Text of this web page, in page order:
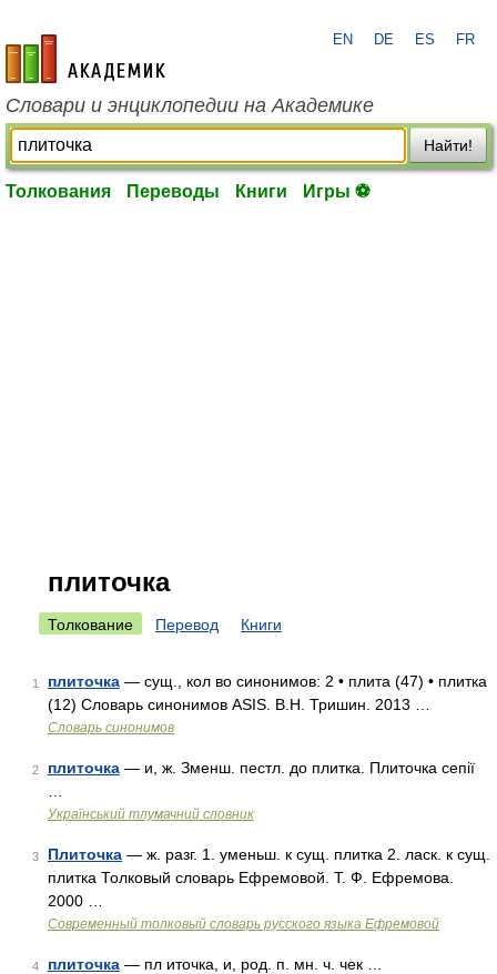
academic.ru
EN DE ES FR
Словари и энциклопедии на Академике
Найти!
Толкования Переводы Книги Игры ⚽
плиточка
Толкование Перевод Книги
1 плиточка — сущ., кол во синонимов: 2 • плита (47) • плитка
(12) Словарь синонимов ASIS. В.Н. Тришин. 2013 …
Словарь синонимов
2 плиточка — и, ж. Зменш. пестл. до плитка. Плиточка сепії
Український тлумачний словник
3 Плиточка — ж. разг. 1. уменьш. к сущ. плитка 2. ласк. к сущ.
плитка Толковый словарь Ефремовой. Т. Ф. Ефремова.
2000 …
Современный толковый словарь русского языка Ефремовой
4 плиточка — пл иточка, и, род. п. мн. ч. чек …